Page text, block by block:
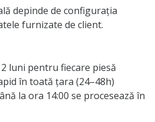
depinde de configurația
furnizate de client.
luni pentru fiecare piesă
în toată țara (24–48h)
la ora 14:00 se procesează în